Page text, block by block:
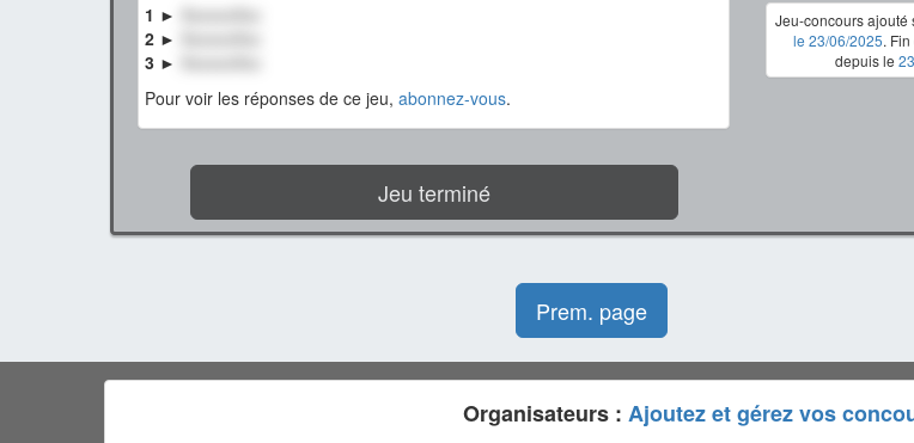
1 ►
XxxxxxXxx
2 ►
3 ►
Pour voir les réponses de ce jeu, abonnez-vous.
Jeu terminé
Jeu-concours ajouté
le 23/06/2025.
depuis le
Prem. page
Organisateurs : Ajoutez et gérez vos